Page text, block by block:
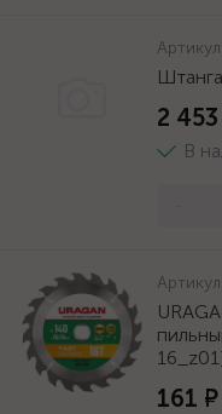
Артикул:
2
В
Артикул:
161 ₽